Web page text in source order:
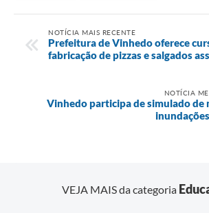
NOTÍCIA MAIS RECENTE
Prefeitura de Vinhedo oferece
fabricação de pizzas e salgados
NOTÍCIA
Vinhedo participa de simulado de
VEJA MAIS da categoria